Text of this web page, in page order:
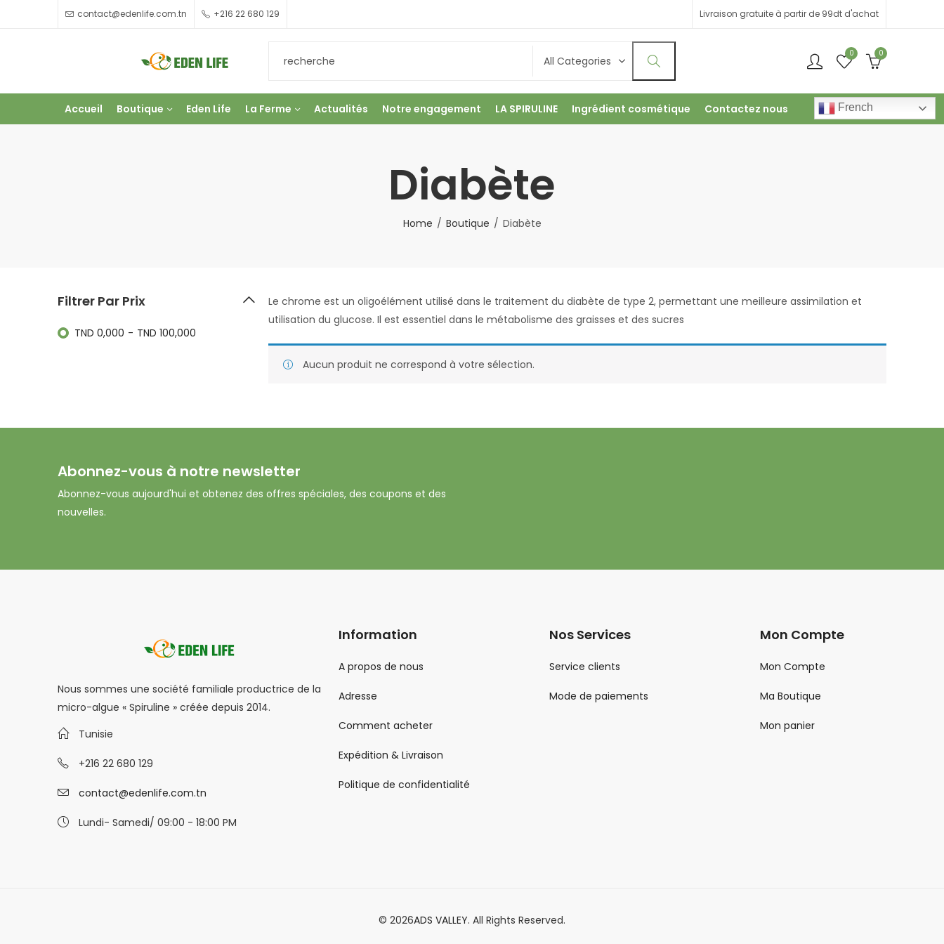
contact@edenlife.com.tn +216 22 680 129 Livraison gratuite à partir de 99dt d'achat
0 0
Accueil Boutique Eden Life La Ferme Actualités Notre engagement LA SPIRULINE Ingrédient cosmétique Contactez nous French
Diabète
Home Boutique Diabète
Le chrome est un oligoélément utilisé dans le traitement du diabète de type 2, permettant une meilleure assimilation et
utilisation du glucose. Il est essentiel dans le métabolisme des graisses et des sucres
Aucun produit ne correspond à votre sélection.
Filtrer Par Prix
TND 0,000 - TND 100,000
Abonnez-vous à notre newsletter
Abonnez-vous aujourd'hui et obtenez des offres spéciales, des coupons et des
nouvelles.
Nous sommes une société familiale productrice de la
micro-algue « Spiruline » créée depuis 2014.
Tunisie
+216 22 680 129
contact@edenlife.com.tn
Lundi- Samedi/ 09:00 - 18:00 PM
Information
A propos de nous
Adresse
Comment acheter
Expédition & Livraison
Politique de confidentialité
Nos Services
Service clients
Mode de paiements
Mon Compte
Mon Compte
Ma Boutique
Mon panier
© 2026ADS VALLEY. All Rights Reserved.